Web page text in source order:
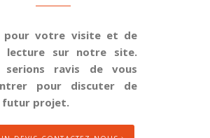
pour votre visite et de
lecture sur notre site.
serions ravis de vous
pour discuter de
projet.